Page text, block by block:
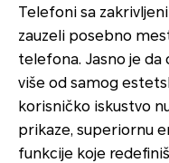
Telefoni sa
zauzeli posebno
telefona. Jasno je
više od samog
korisničko iskustvo
prikaze, superiornu
funkcije koje